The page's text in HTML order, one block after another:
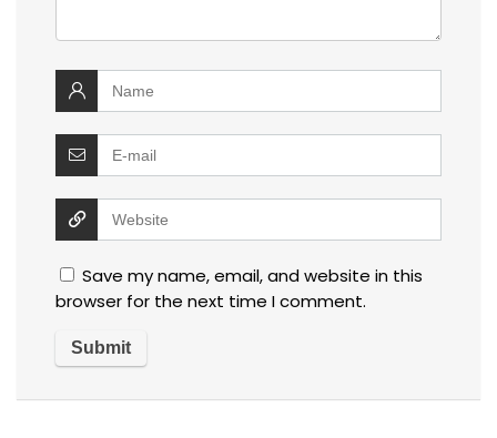
Save my name, email, and website in this
browser for the next time I comment.